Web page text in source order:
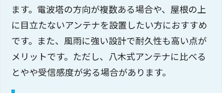
ます。電波塔の方向が複数ある場合や、屋根の上
に目立たないアンテナを設置したい方におすすめ
です。また、風雨に強い設計で耐久性も高い点が
メリットです。ただし、八木式アンテナに比べる
とやや受信感度が劣る場合があります。